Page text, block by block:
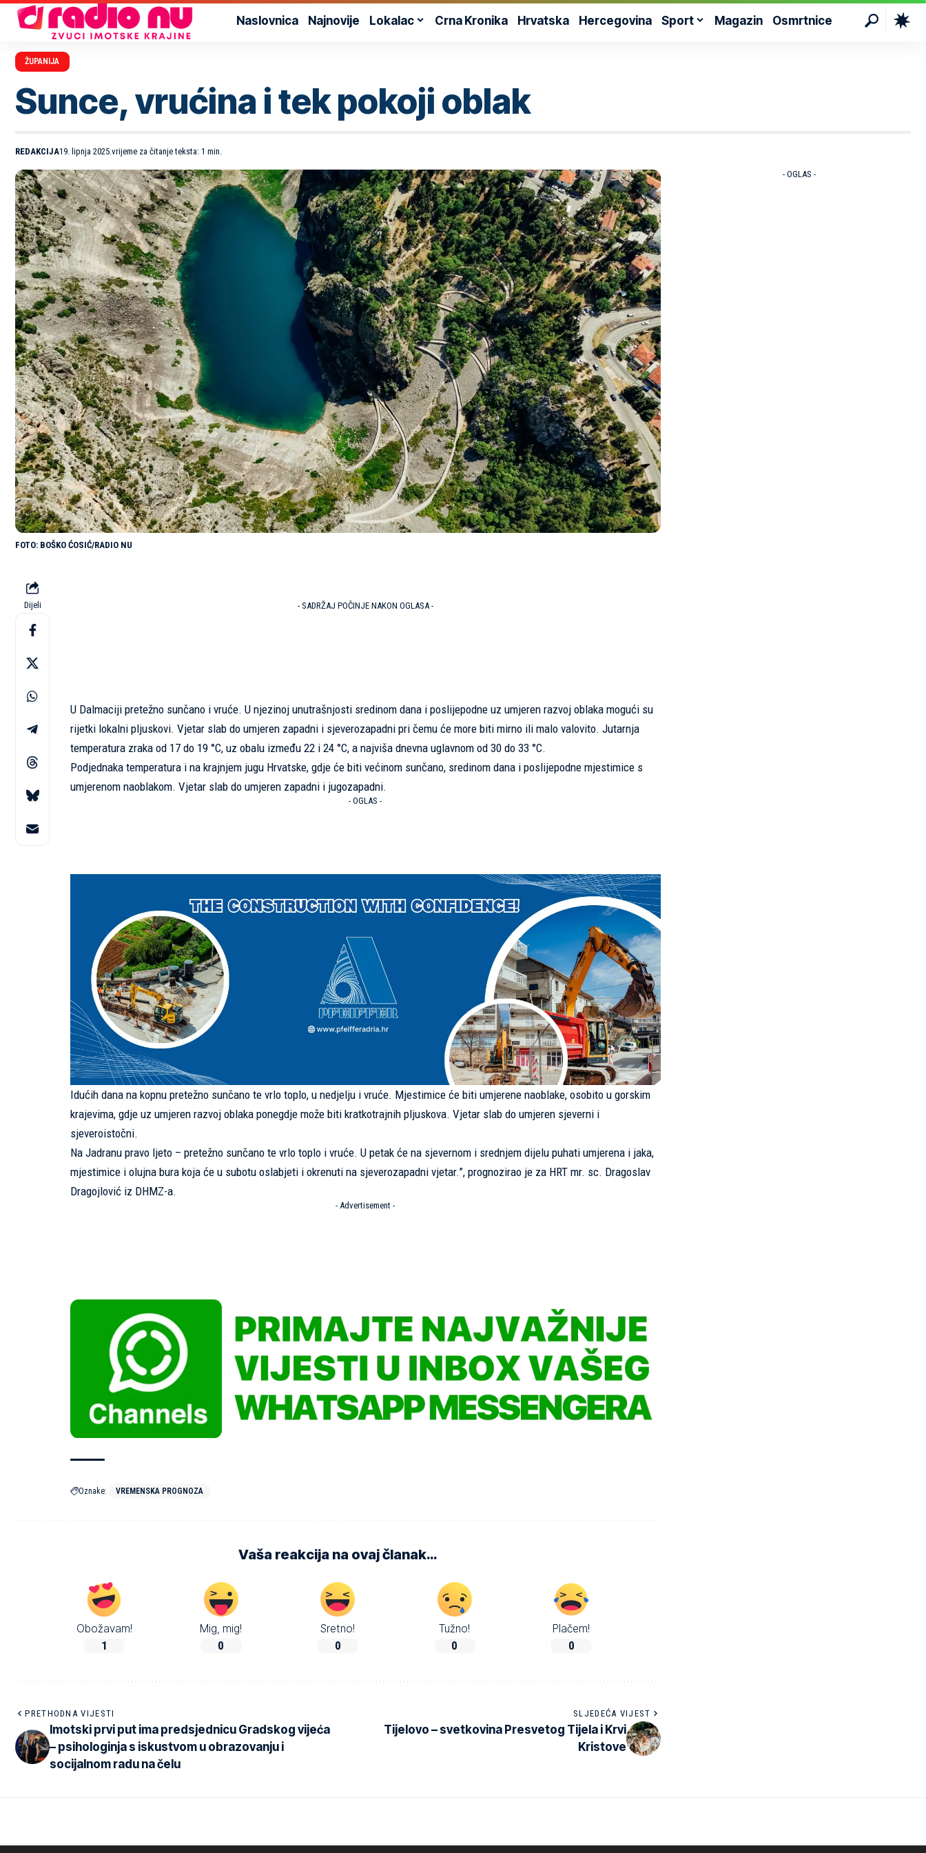
Naslovnica Najnovije Lokalac Crna Kronika Hrvatska Hercegovina Sport Magazin Osmrtnice
ŽUPANIJA
Sunce, vrućina i tek pokoji oblak
REDAKCIJA19. lipnja 2025. vrijeme za čitanje teksta: 1 min.
BOŠKO ĆOSIĆ/RADIO NU
Dijeli - SADRŽAJ POČINJE NAKON OGLASA -
U Dalmaciji pretežno sunčano i vruće. U njezinoj unutrašnjosti sredinom dana i poslijepodne uz umjeren razvoj oblaka mogući su
rijetki lokalni pljuskovi. Vjetar slab do umjeren zapadni i sjeverozapadni pri čemu će more biti mirno ili malo valovito. Jutarnja
temperatura zraka od 17 do 19 °C, uz obalu između 22 i 24 °C, a najviša dnevna uglavnom od 30 do 33 °C.
Podjednaka temperatura i na krajnjem jugu Hrvatske, gdje će biti većinom sunčano, sredinom dana i poslijepodne mjestimice s
umjerenom naoblakom. Vjetar slab do umjeren zapadni i jugozapadni.
- OGLAS -
Idućih dana na kopnu pretežno sunčano te vrlo toplo, u nedjelju i vruće. Mjestimice će biti umjerene naoblake, osobito u gorskim
krajevima, gdje uz umjeren razvoj oblaka ponegdje može biti kratkotrajnih pljuskova. Vjetar slab do umjeren sjeverni i
sjeveroistočni.
Na Jadranu pravo ljeto – pretežno sunčano te vrlo toplo i vruće. U petak će na sjevernom i srednjem dijelu puhati umjerena i jaka,
mjestimice i olujna bura koja će u subotu oslabjeti i okrenuti na sjeverozapadni vjetar.”, prognozirao je za HRT mr. sc. Dragoslav
Dragojlović iz DHMZ-a.
- Advertisement -
Oznake: VREMENSKA PROGNOZA
Vaša reakcija na ovaj članak…
Obožavam!
1
Mig, mig!
0
Sretno!
0
Tužno!
0
Plačem!
0
PRETHODNA VIJESTI
Imotski prvi put ima predsjednicu Gradskog vijeća
– psihologinja s iskustvom u obrazovanju i
socijalnom radu na čelu
SLJEDEĆA VIJEST
Tijelovo – svetkovina Presvetog Tijela i Krvi
Kristove
- OGLAS -